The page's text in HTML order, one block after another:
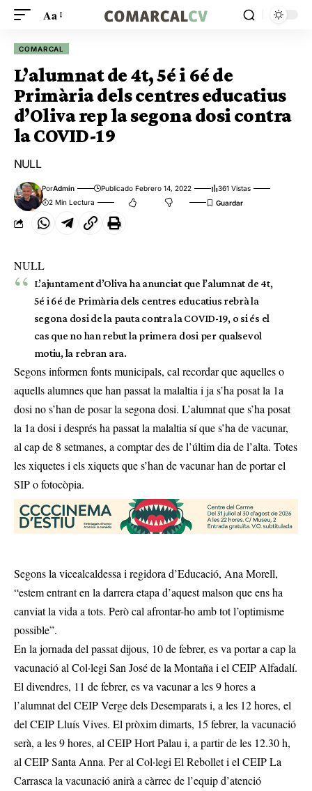
Aa
COMARCAL
L’alumnat de 4t, 5é i 6é de
Primària dels centres educatius
d’Oliva rep la segona dosi contra
la COVID-19
NULL
PorAdmin Publicado Febrero 14, 2022
361 Vistas
2 Min Lectura
NULL
L’ajuntament d’Oliva ha anunciat que l’alumnat de 4t,
5é i 6é de Primària dels centres educatius rebrà la
segona dosi de la pauta contra la COVID-19, o si és el
cas que no han rebut la primera dosi per qualsevol
motiu, la rebran ara.
Segons informen fonts municipals, cal recordar que aquelles o
aquells alumnes que han passat la malaltia i ja s’ha posat la 1a
dosi no s’han de posar la segona dosi. L’alumnat que s’ha posat
la 1a dosi i després ha passat la malaltia sí que s’ha de vacunar,
al cap de 8 setmanes, a comptar des de l’últim dia de l’alta. Totes
les xiquetes i els xiquets que s’han de vacunar han de portar el
SIP o fotocòpia.
Segons la vicealcaldessa i regidora d’Educació, Ana Morell,
“estem entrant en la darrera etapa d’aquest malson que ens ha
canviat la vida a tots. Però cal afrontar-ho amb tot l’optimisme
possible”.
En la jornada del passat dijous, 10 de febrer, es va portar a cap la
vacunació al Col·legi San José de la Montaña i el CEIP Alfadalí.
El divendres, 11 de febrer, es va vacunar a les 9 hores a
l’alumnat del CEIP Verge dels Desemparats i, a les 12 hores, el
del CEIP Lluís Vives. El pròxim dimarts, 15 febrer, la vacunació
serà, a les 9 hores, al CEIP Hort Palau i, a partir de les 12.30 h,
al CEIP Santa Anna. Per al Col·legi El Rebollet i el CEIP La
Carrasca la vacunació anirà a càrrec de l’equip d’atenció